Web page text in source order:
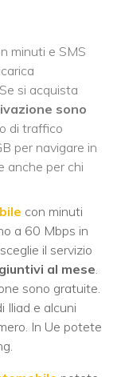
minuti e SMS
. Se si acquista
sono
di traffico
per navigare in
anche per chi
con minuti
a 60 Mbps in
sceglie il servizio
al mese
sono gratuite.
Iliad e alcuni
In Ue potete